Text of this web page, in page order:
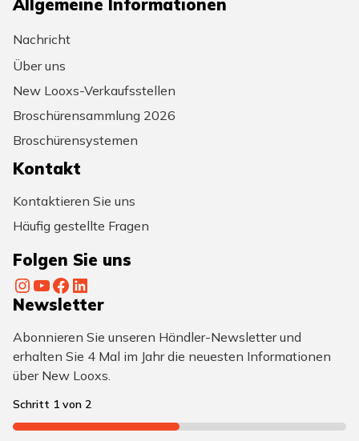
Allgemeine Informationen
Nachricht
Über uns
New Looxs-Verkaufsstellen
Broschürensammlung 2026
Broschürensystemen
Kontakt
Kontaktieren Sie uns
Häufig gestellte Fragen
Folgen Sie uns
InstagramYouTube Facebook LinkedIn
Newsletter
Abonnieren Sie unseren Händler-Newsletter und
erhalten Sie 4 Mal im Jahr die neuesten Informationen
über New Looxs.
Schritt 1 von 2
50%